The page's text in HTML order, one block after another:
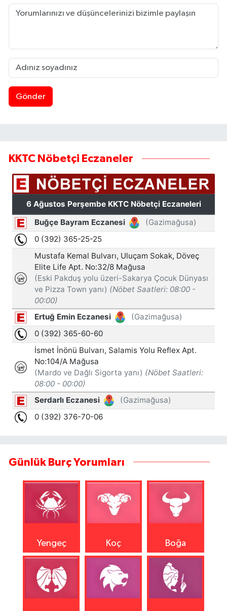
Gönder
KKTC Nöbetçi Eczaneler
Günlük Burç Yorumları
Yengeç Koç Boğa